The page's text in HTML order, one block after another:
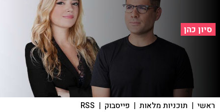
סיון כהן
ראשי | תוכניות מלאות | פייסבוק |
RSS